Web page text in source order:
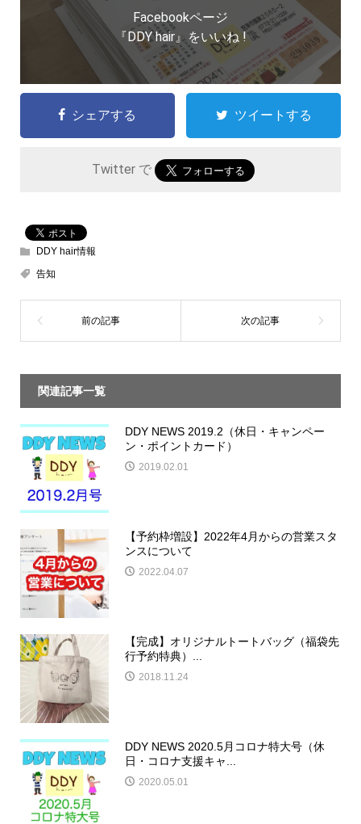
Facebookページ
『DDY hair』をいいね !
シェアする ツイートする
Twitter で
DDY hair情報
告知
関連記事一覧
DDY NEWS 2019.2（休日・キャンペー
ン・ポイントカード）
2019.02.01
【予約枠増設】2022年4月からの営業スタ
ンスについて
2022.04.07
【完成】オリジナルトートバッグ（福袋先
行予約特典）...
2018.11.24
DDY NEWS 2020.5月コロナ特大号（休
日・コロナ支援キャ...
2020.05.01